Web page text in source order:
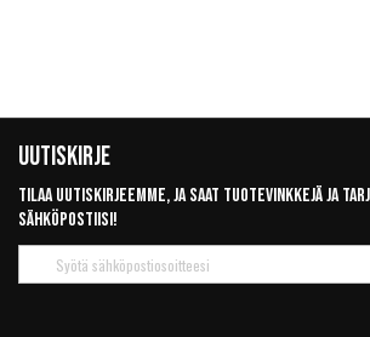
Uutiskirje
Tilaa uutiskirjeemme, ja saat tuotevinkkejä ja
sähköpostiisi!
uutiskirje